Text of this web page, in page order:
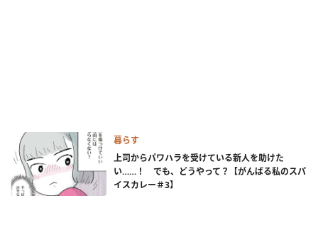
暮らす
上司からパワハラを受けている新人を助けた
い……！ でも、どうやって？【がんばる私のスパ
イスカレー＃3】